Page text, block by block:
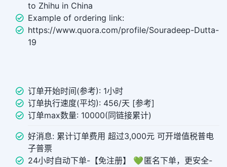
to Zhihu in China
Example of ordering link:
https://www.quora.com/profile/Souradeep-Dutta-
19
订单开始时间(参考): 1小时
订单执行速度(平均): 456/天 [参考]
订单max数量: 10000(同链接累计)
好消息: 累计订单费用 超过3,000元 可开增值税普电
子普票
24小时自动下单-【免注册】 💚 匿名下单，更安全-